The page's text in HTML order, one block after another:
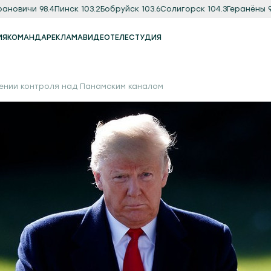
98.4 Пинск 103.2Бобруйск 103.6Солигорск 104.3Геранёны 97.8
КОМАНДАРЕКЛАМАВИДЕОТЕЛЕСТУДИЯ
контроля над Панамским каналом